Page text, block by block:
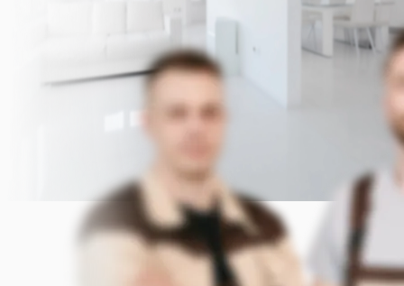
Опишите задачу
Прикрепить фото (до 5 шт.)
(Подсказка: фото помогут мастеру
точнее оценить задачу)